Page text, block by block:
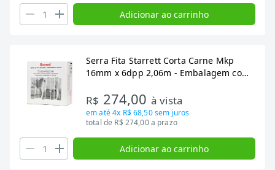
Adicionar ao carrinho
Serra Fita Starrett Corta Carne Mkp
16mm x 6dpp 2,06m - Embalagem com
R$ 274,00 à vista
em até4x R$ 68,50sem juros
total de R$ 274,00 a prazo
Adicionar ao carrinho